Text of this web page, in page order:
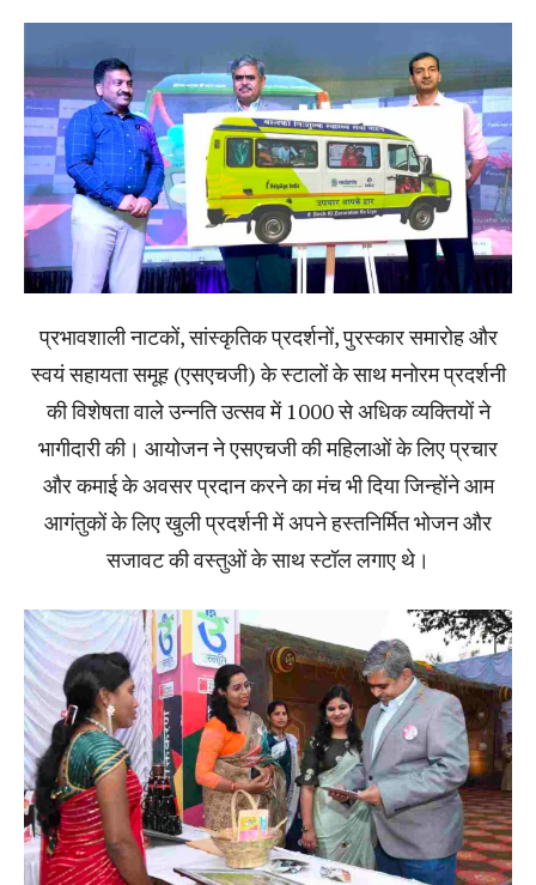
प्रभावशाली नाटकों, सांस्कृतिक प्रदर्शनों, पुरस्कार समारोह और
स्वयं सहायता समूह (एसएचजी) के स्टालों के साथ मनोरम प्रदर्शनी
की विशेषता वाले उन्नति उत्सव में 1000 से अधिक व्यक्तियों ने
भागीदारी की। आयोजन ने एसएचजी की महिलाओं के लिए प्रचार
और कमाई के अवसर प्रदान करने का मंच भी दिया जिन्होंने आम
आगंतुकों के लिए खुली प्रदर्शनी में अपने हस्तनिर्मित भोजन और
सजावट की वस्तुओं के साथ स्टॉल लगाए थे।